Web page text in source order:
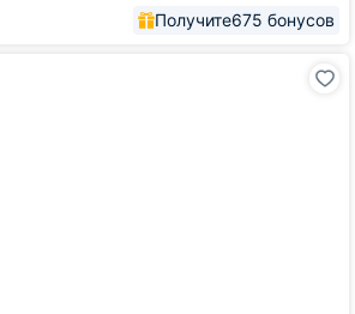
Получите675 бонусов